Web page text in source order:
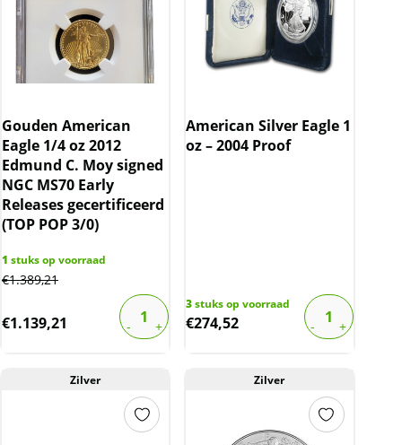
Gouden American
Eagle 1/4 oz 2012
Edmund C. Moy signed
NGC MS70 Early
Releases gecertificeerd
(TOP POP 3/0)
1 stuks op voorraad
€1.389,21
€1.139,21
American Silver Eagle 1
oz – 2004 Proof
3stuks op voorraad
€274,52
Zilver Zilver